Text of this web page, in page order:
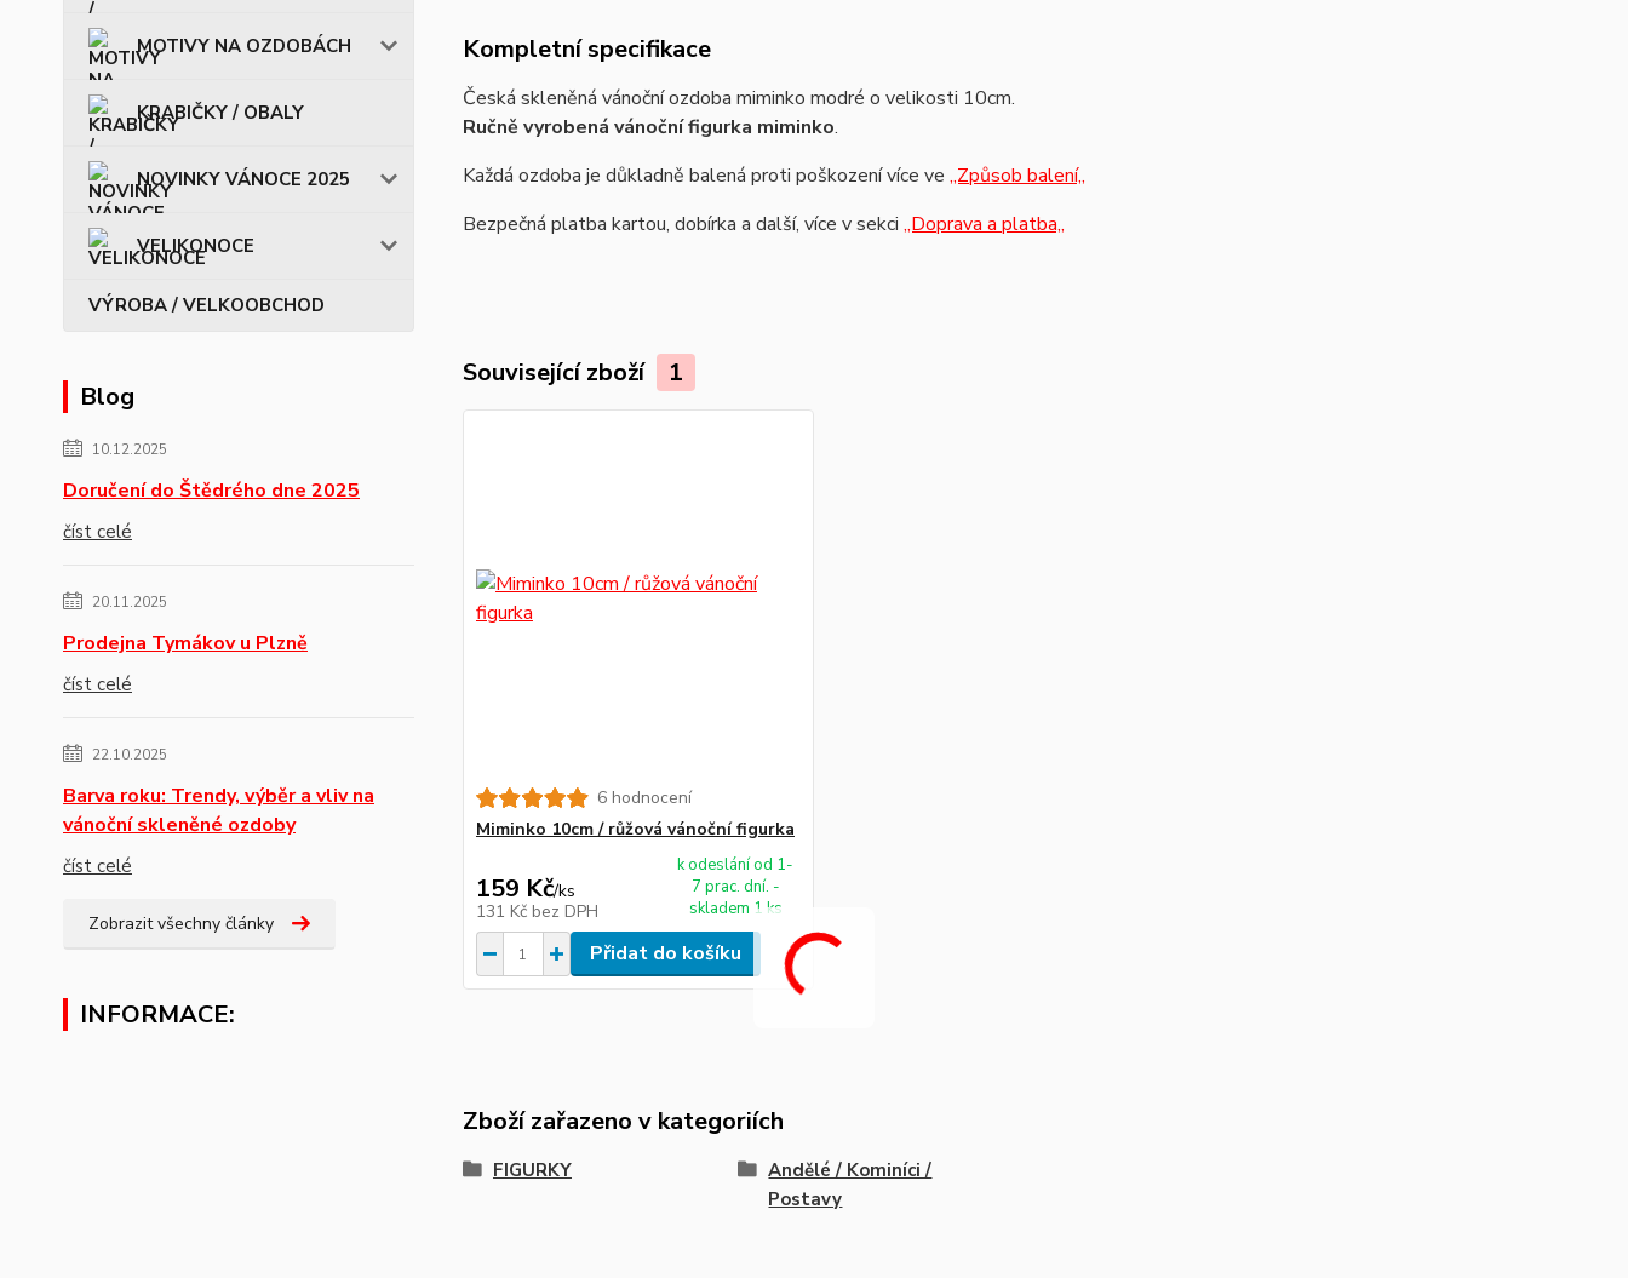
MOTIVY NA OZDOBÁCH
KRABIČKY / OBALY
NOVINKY VÁNOCE 2025
VELIKONOCE
VÝROBA / VELKOOBCHOD
Blog
10.12.2025
Doručení do Štědrého dne 2025
číst celé
20.11.2025
Prodejna Tymákov u Plzně
číst celé
22.10.2025
Barva roku: Trendy, výběr a vliv na
vánoční skleněné ozdoby
číst celé
Zobrazit všechny články
INFORMACE:
Kompletní specifikace
Česká skleněná vánoční ozdoba miminko modré o velikosti 10cm.
Ručně vyrobená vánoční figurka miminko.
Každá ozdoba je důkladně balená proti poškození více ve ,,Způsob balení,,
Bezpečná platba kartou, dobírka a další, více v sekci ,,Doprava a platba,,
Související zboží 1
6 hodnocení
Miminko 10cm / růžová vánoční figurka
159 Kč/ks
131 Kč bez DPH
k odeslání od 1-
7 prac. dní. -
skladem 1 ks
Přidat do košíku
Zboží zařazeno v kategoriích
FIGURKY
Andělé / Kominíci /
Postavy